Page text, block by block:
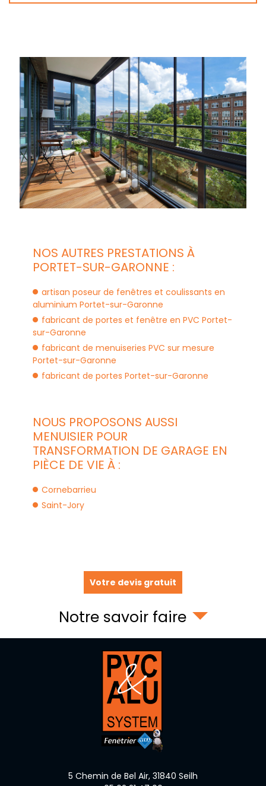
NOS AUTRES PRESTATIONS À
PORTET-SUR-GARONNE :
artisan poseur de fenêtres et coulissants en
aluminium Portet-sur-Garonne
fabricant de portes et fenêtre en PVC Portet-
sur-Garonne
fabricant de menuiseries PVC sur mesure
Portet-sur-Garonne
fabricant de portes Portet-sur-Garonne
NOUS PROPOSONS AUSSI
MENUISIER POUR
TRANSFORMATION DE GARAGE EN
PIÈCE DE VIE À :
Cornebarrieu
Saint-Jory
Votre devis gratuit
Notre savoir faire
5 Chemin de Bel Air, 31840 Seilh